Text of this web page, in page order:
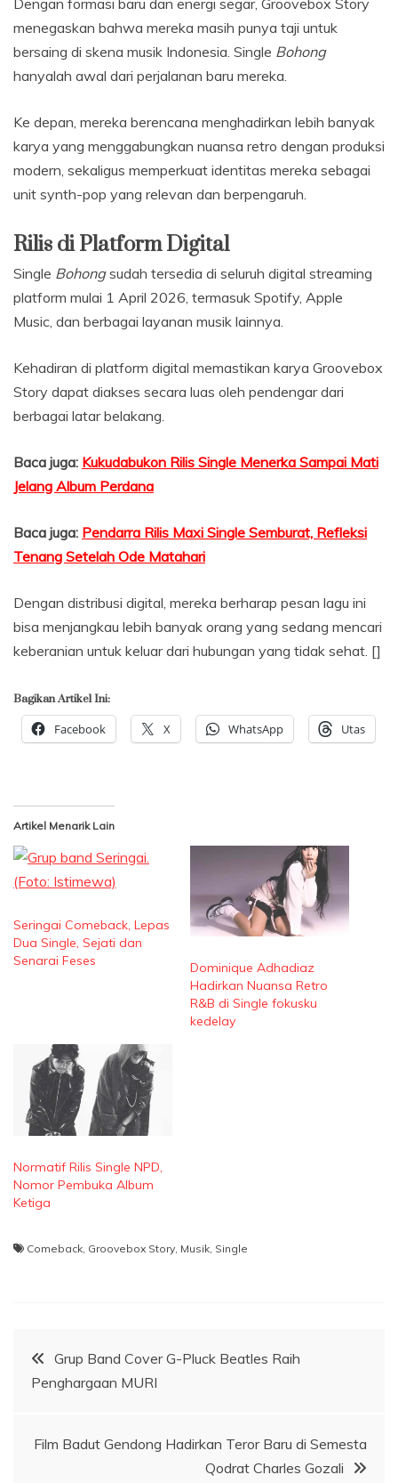
Dengan formasi baru dan energi segar, Groovebox Story
menegaskan bahwa mereka masih punya taji untuk
bersaing di skena musik Indonesia. Single Bohong
hanyalah awal dari perjalanan baru mereka.
Ke depan, mereka berencana menghadirkan lebih banyak
karya yang menggabungkan nuansa retro dengan produksi
modern, sekaligus memperkuat identitas mereka sebagai
unit synth-pop yang relevan dan berpengaruh.
Rilis di Platform Digital
Single Bohongsudah tersedia di seluruh digital streaming
platform mulai 1 April 2026, termasuk Spotify, Apple
Music, dan berbagai layanan musik lainnya.
Kehadiran di platform digital memastikan karya Groovebox
Story dapat diakses secara luas oleh pendengar dari
berbagai latar belakang.
Baca juga: Kukudabukon Rilis Single Menerka Sampai Mati
Jelang Album Perdana
Baca juga: Pendarra Rilis Maxi Single Semburat, Refleksi
Tenang Setelah Ode Matahari
Dengan distribusi digital, mereka berharap pesan lagu ini
bisa menjangkau lebih banyak orang yang sedang mencari
keberanian untuk keluar dari hubungan yang tidak sehat. []
Bagikan Artikel Ini:
Facebook X WhatsApp Utas
Artikel Menarik Lain
Seringai Comeback, Lepas
Dua Single, Sejati dan
Senarai Feses
Dominique Adhadiaz
Hadirkan Nuansa Retro
R&B di Single fokusku
kedelay
Normatif Rilis Single NPD,
Nomor Pembuka Album
Ketiga
Comeback Groovebox Story Musik Single
Navigasi
pos
Grup Band Cover G-Pluck Beatles Raih
Penghargaan MURI
Film Badut Gendong Hadirkan Teror Baru di Semesta
Qodrat Charles Gozali